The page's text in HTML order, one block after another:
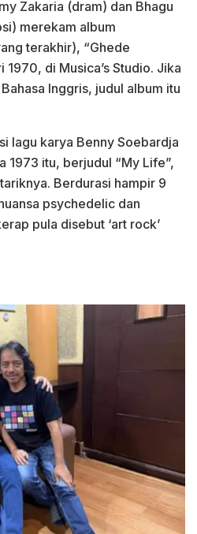
Zakaria (dram) dan Bhagu
merekam album
terakhir), “Ghede
1970, di Musica’s Studio. Jika
Inggris, judul album itu
lagu karya Benny Soebardja
1973 itu, berjudul “My Life”,
Berdurasi hampir 9
psychedelic dan
pula disebut ‘art rock’